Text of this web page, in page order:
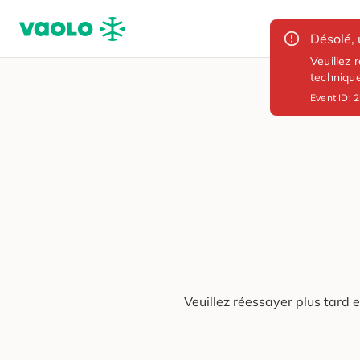
Désolé,
Veuillez
Event ID:
Veuillez réessayer plus tard